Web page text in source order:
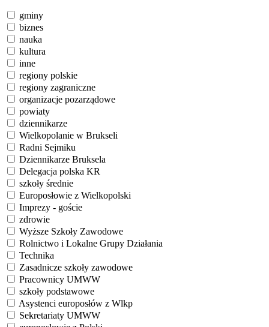
gminy
biznes
nauka
kultura
inne
regiony polskie
regiony zagraniczne
organizacje pozarządowe
powiaty
dziennikarze
Wielkopolanie w Brukseli
Radni Sejmiku
Dziennikarze Bruksela
Delegacja polska KR
szkoły średnie
Europosłowie z Wielkopolski
Imprezy - goście
zdrowie
Wyższe Szkoły Zawodowe
Rolnictwo i Lokalne Grupy Działania
Technika
Zasadnicze szkoły zawodowe
Pracownicy UMWW
szkoły podstawowe
Asystenci europosłów z Wlkp
Sekretariaty UMWW